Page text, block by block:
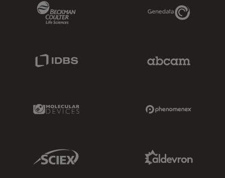
Genedata Link
Molecular Devices Link
Sciex Link